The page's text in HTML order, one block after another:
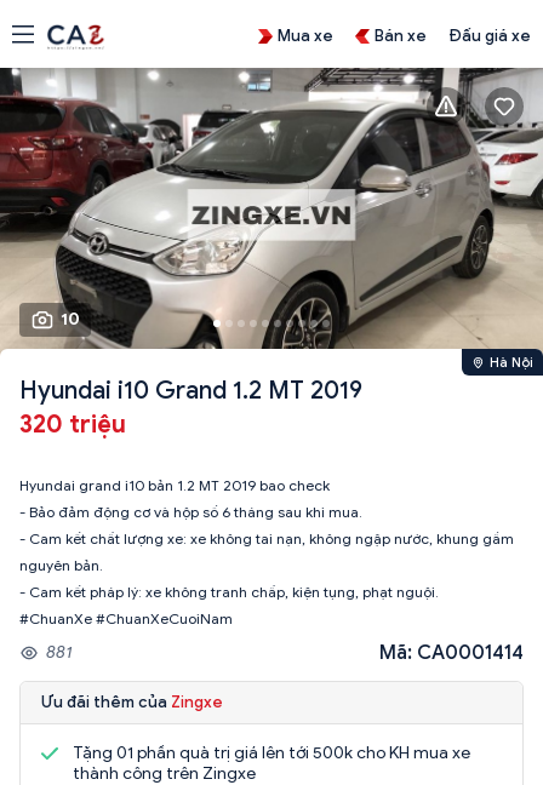
Mua xe Bán xe Đấu giá xe
10
Hà Nội
Hyundai i10 Grand 1.2 MT 2019
320 triệu
Hyundai grand i10 bản 1.2 MT 2019 bao check
- Bảo đảm động cơ và hộp số 6 tháng sau khi mua.
- Cam kết chất lượng xe: xe không tai nạn, không ngập nước, khung gầm
nguyên bản.
- Cam kết pháp lý: xe không tranh chấp, kiện tụng, phạt nguội.
#ChuanXe #ChuanXeCuoiNam
881 Mã: CA0001414
Ưu đãi thêm của Zingxe
Tặng 01 phần quà trị giá lên tới 500k cho KH mua xe
thành công trên Zingxe